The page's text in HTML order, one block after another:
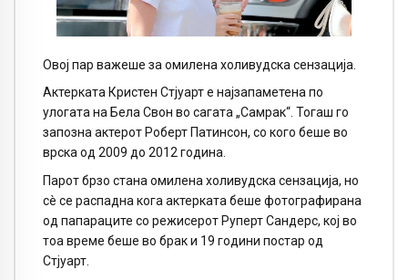
Овој пар важеше за омилена холивудска сензација.
Актерката Кристен Стјуарт е најзапаметена по
улогата на Бела Свон во сагата „Самрак“. Тогаш го
запозна актерот Роберт Патинсон, со кого беше во
врска од 2009 до 2012 година.
Парот брзо стана омилена холивудска сензација, но
сè се распадна кога актерката беше фотографирана
од папараците со режисерот Руперт Сандерс, кој во
тоа време беше во брак и 19 години постар од
Стјуарт.